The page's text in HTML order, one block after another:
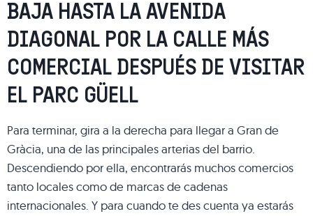
BAJA HASTA LA AVENIDA
DIAGONAL POR LA CALLE MÁS
COMERCIAL DESPUÉS DE VISITAR
EL PARC GÜELL
Para terminar, gira a la derecha para llegar a Gran de
Gràcia, una de las principales arterias del barrio.
Descendiendo por ella, encontrarás muchos comercios
tanto locales como de marcas de cadenas
internacionales. Y para cuando te des cuenta ya estarás